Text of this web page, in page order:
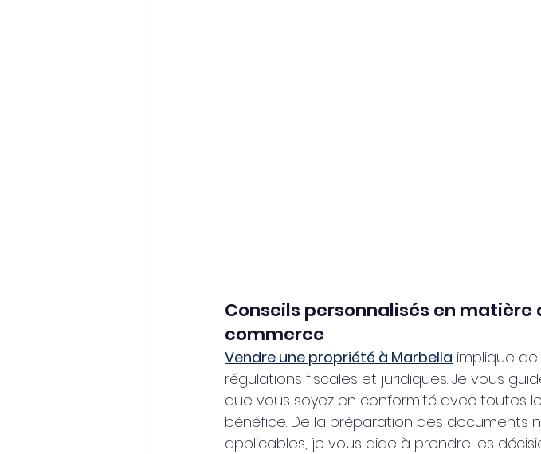
Conseils personnalisés en
commerce
Vendre une propriété à Marbella implique
régulations fiscales et juridiques. Je vous
que vous soyez en conformité avec toutes
bénéfice. De la préparation des documents
applicables, je vous aide à prendre les